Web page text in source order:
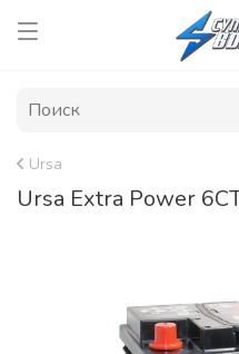
Ursa
Ursa Extra Power